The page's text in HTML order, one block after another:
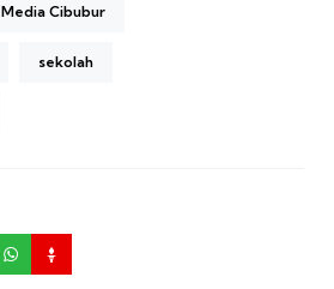
Media Cibubur
sekolah